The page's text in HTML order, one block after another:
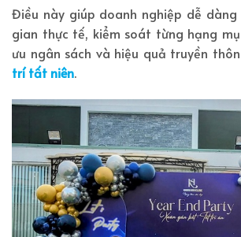
Điều này giúp doanh nghiệp dễ dàng
gian thực tế, kiểm soát từng hạng
ưu ngân sách và hiệu quả truyền
trí tất niên.